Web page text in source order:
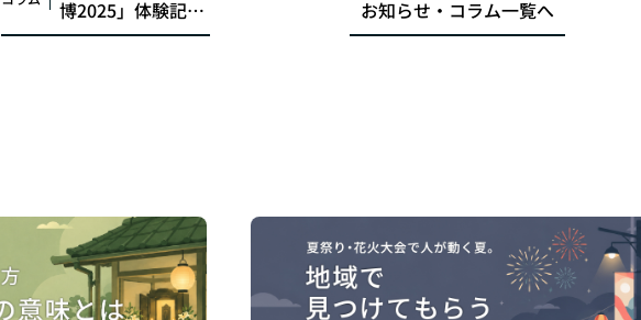
博2025」体験記】
五感でめぐる世界
お知らせ・コラム一覧へ